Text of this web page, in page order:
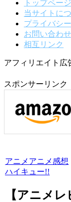
トップページ
当サイトに
プライバシ
お問い合わせ
相互リンク
アフィリエイト広
スポンサーリンク
アニメ アニメ感想
ハイキュー!!
【アニメ